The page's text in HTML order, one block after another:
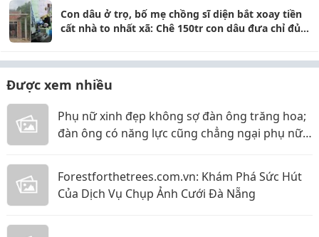
Con dâu ở trọ, bố mẹ chồng sĩ diện bắt xoay tiền
cất nhà to nhất xã: Chê 150tr con dâu đưa chỉ đủ
Được xem nhiều
Phụ nữ xinh đẹp không sợ đàn ông trăng hoa;
đàn ông có năng lực cũng chẳng ngại phụ nữ
Forestforthetrees.com.vn: Khám Phá Sức Hút
Của Dịch Vụ Chụp Ảnh Cưới Đà Nẵng